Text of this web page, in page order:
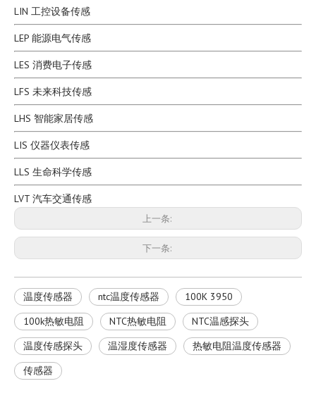
LIN 工控设备传感
LEP 能源电气传感
LES 消费电子传感
LFS 未来科技传感
LHS 智能家居传感
LIS 仪器仪表传感
LLS 生命科学传感
LVT 汽车交通传感
上一条:
下一条:
温度传感器 ntc温度传感器
100K 3950
100k热敏电阻
NTC热敏电阻
NTC温感探头
温度传感探头
温湿度传感器
热敏电阻温度传感器
传感器